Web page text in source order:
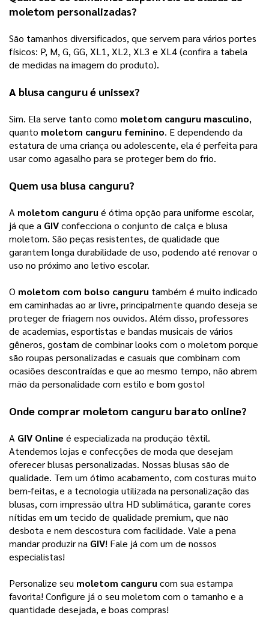
moletom personalizadas?
São tamanhos diversificados, que servem para vários portes
físicos: P, M, G, GG, XL1, XL2, XL3 e XL4 (confira a tabela
de medidas na imagem do produto).
A blusa canguru é unissex?
Sim. Ela serve tanto como moletom canguru masculino,
quanto moletom canguru feminino. E dependendo da
estatura de uma criança ou adolescente, ela é perfeita para
usar como agasalho para se proteger bem do frio.
Quem usa blusa canguru?
A moletom canguru é ótima opção para uniforme escolar,
já que a GIV confecciona o conjunto de calça e blusa
moletom. São peças resistentes, de qualidade que
garantem longa durabilidade de uso, podendo até renovar o
uso no próximo ano letivo escolar.
O moletom com bolso canguru também é muito indicado
em caminhadas ao ar livre, principalmente quando deseja se
proteger de friagem nos ouvidos. Além disso, professores
de academias, esportistas e bandas musicais de vários
gêneros, gostam de combinar looks com o moletom porque
são roupas personalizadas e casuais que combinam com
ocasiões descontraídas e que ao mesmo tempo, não abrem
mão da personalidade com estilo e bom gosto!
Onde comprar moletom canguru barato online?
A GIV Online é especializada na produção têxtil.
Atendemos lojas e confecções de moda que desejam
oferecer blusas personalizadas. Nossas blusas são de
qualidade. Tem um ótimo acabamento, com costuras muito
bem-feitas, e a tecnologia utilizada na personalização das
blusas, com impressão ultra HD sublimática, garante cores
nítidas em um tecido de qualidade premium, que não
desbota e nem descostura com facilidade. Vale a pena
mandar produzir na GIV! Fale já com um de nossos
especialistas!
Personalize seu moletom canguru com sua estampa
favorita! Configure já o seu moletom com o tamanho e a
quantidade desejada, e boas compras!